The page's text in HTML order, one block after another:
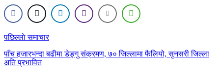
Post
navigation
पछिल्लाे समाचार
पाँच हजारभन्दा बढीमा डेङ्गु संक्रमण, ७० जिल्लामा फैलियो, सुनसरी जिल्ला
अति प्रभावित